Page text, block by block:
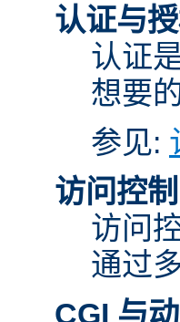
认证与
认证
想要
参见:
访问控制
访问
通过
CGI 与